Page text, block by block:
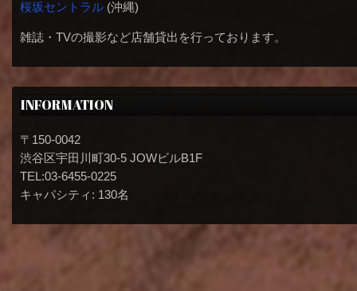
桜坂セントラル(沖縄)
雑誌・TVの撮影など店舗貸出を行っております。
INFORMATION
〒150-0042
渋谷区宇田川町30-5 JOWビルB1F
TEL:03-6455-0225
キャパシティ: 130名